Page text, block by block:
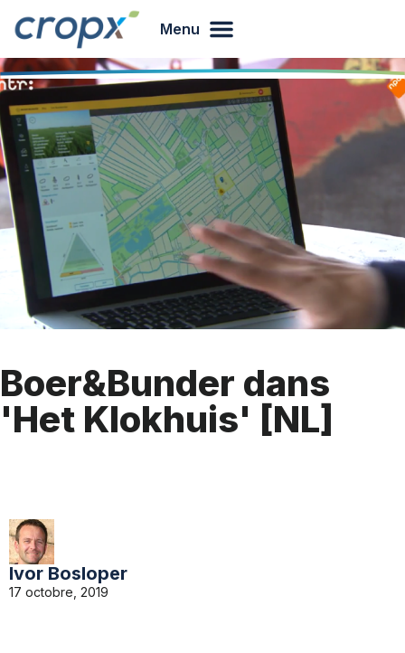
Menu
Boer&Bunder dans
'Het Klokhuis' [NL]
Ivor Bosloper
17 octobre, 2019